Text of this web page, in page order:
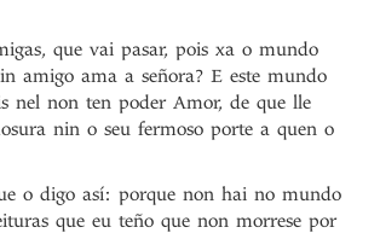
que vai pasar, pois xa o mundo
amigo ama a señora? E este mundo
nel non ten poder Amor, de que lle
nin o seu fermoso porte a quen o
o digo así: porque non hai no mundo
que eu teño que non morrese por